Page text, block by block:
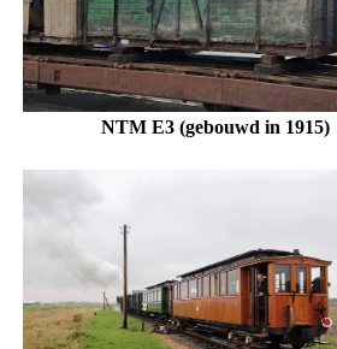
NTM E3 (gebouwd in 1915)